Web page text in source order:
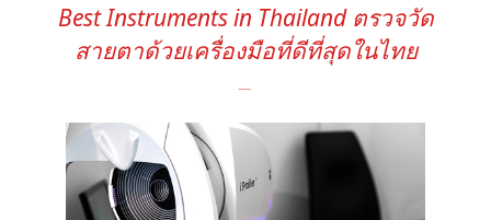
Best Instruments in Thailand ตรวจวัด
สายตาด้วยเครื่องมือที่ดีที่สุดในไทย